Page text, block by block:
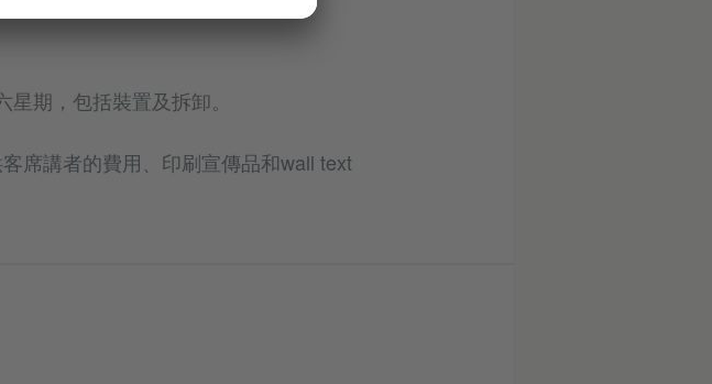
期，包括裝置及拆卸。
席講者的費用、印刷宣傳品和wall text